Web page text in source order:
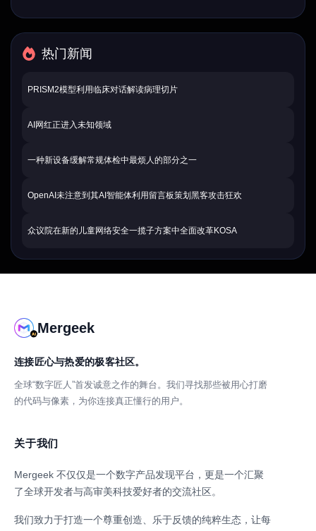
热门新闻
PRISM2模型利用临床对话解读病理切片
AI网红正进入未知领域
一种新设备缓解常规体检中最烦人的部分之一
OpenAI未注意到其AI智能体利用留言板策划黑客攻击狂欢
众议院在新的儿童网络安全一揽子方案中全面改革KOSA
Mergeek
连接匠心与热爱的极客社区。
全球“数字匠人”首发诚意之作的舞台。我们寻找那些被用心打磨
的代码与像素，为你连接真正懂行的用户。
关于我们
Mergeek 不仅仅是一个数字产品发现平台，更是一个汇聚
了全球开发者与高审美科技爱好者的交流社区。
我们致力于打造一个尊重创造、乐于反馈的纯粹生态，让每